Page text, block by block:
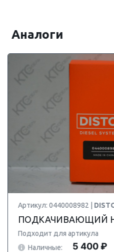
Аналоги
Артикул: 0440008982 |
ПОДКАЧИВАЮЩИЙ
Подходит для артикула
Наличные:
5 400 ₽